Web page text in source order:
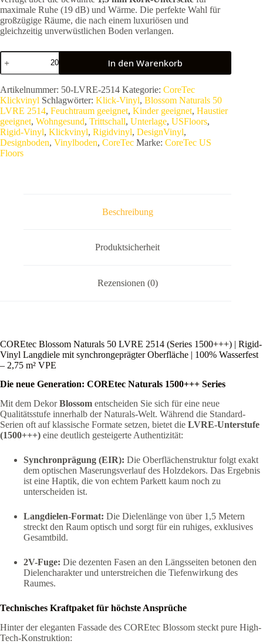
maximale Ruhe (19 dB) und Wärme. Die perfekte Wahl für
großzügige Räume, die nach einem luxuriösen und
gleichzeitig unverwüstlichen Boden verlangen.
COREtec
Blossom
Naturals
50
LVRE
2514
(Series
1500+++)
|
Rigid-
Vinyl
In den Warenkorb
Artikelnummer: 50-LVRE-2514 Kategorie: CoreTec
Klickvinyl Schlagwörter: Klick-Vinyl, Blossom Naturals 50
LVRE 2514, Feuchtraum geeignet, Kinder geeignet, Haustier
geeignet, Wohngesund, Trittschall, Unterlage, USFloors,
Rigid-Vinyl, Klickvinyl, Rigidvinyl, DesignVinyl,
Designboden, Vinylboden, CoreTec Marke: CoreTec US
Floors
Beschreibung
Produktsicherheit
Rezensionen (0)
COREtec Blossom Naturals 50 LVRE 2514 (Series 1500+++) | Rigid-
Vinyl Langdiele mit synchrongeprägter Oberfläche | 100% Wasserfest
– 2,75 m² VPE
Die neue Generation: COREtec Naturals 1500+++ Series
Mit dem DekorBlossom entscheiden Sie sich für eine neue
Qualitätsstufe innerhalb der Naturals-Welt. Während die Standard-
Serien oft auf klassische Formate setzen, bietet die LVRE-Unterstufe
(1500+++) eine deutlich gesteigerte Authentizität:
Synchronprägung (EIR): Die Oberflächenstruktur folgt exakt
dem optischen Maserungsverlauf des Holzdekors. Das Ergebnis
ist eine Haptik, die von echtem Parkett kaum noch zu
unterscheiden ist.
Langdielen-Format: Die Dielenlänge von über 1,5 Metern
streckt den Raum optisch und sorgt für ein ruhiges, exklusives
Gesamtbild.
2V-Fuge: Die dezenten Fasen an den Längsseiten betonen den
Dielencharakter und unterstreichen die Tiefenwirkung des
Raumes.
Technisches Kraftpaket für höchste Ansprüche
Hinter der eleganten Fassade des COREtec Blossom steckt pure High-
Tech-Konstruktion: